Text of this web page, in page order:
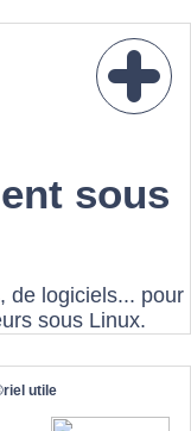
sous
de logiciels... pour
sous Linux.
utile